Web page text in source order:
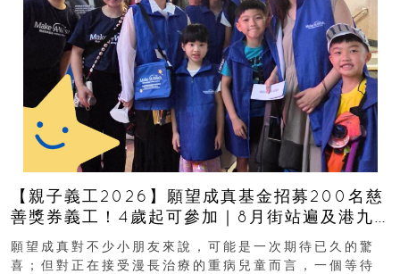
【親子義工2026】願望成真基金招募200名慈
善獎券義工！4歲起可參加｜8月街站遍及港九
新界
願望成真對不少小朋友來說，可能是一次期待已久的驚
喜；但對正在接受漫長治療的重病兒童而言，一個等待